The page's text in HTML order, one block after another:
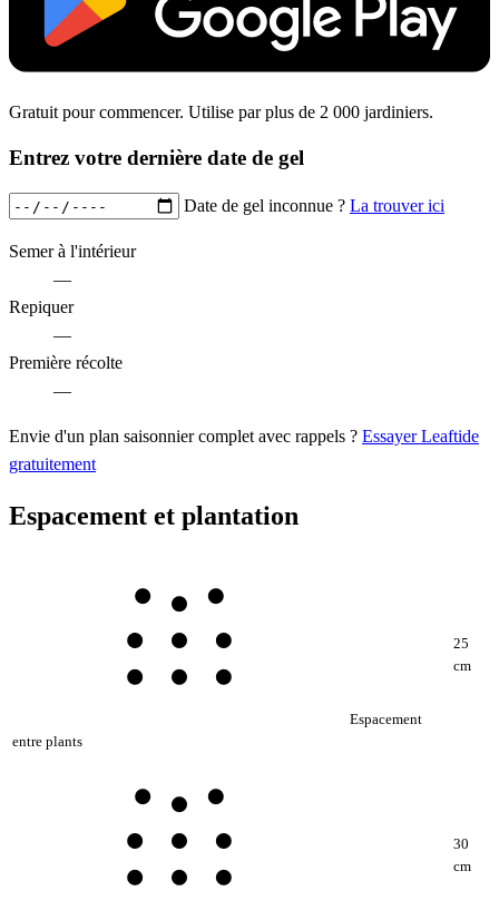
Gratuit pour commencer. Utilise par plus de 2 000 jardiniers.
Entrez votre dernière date de gel
Date de gel inconnue ? La trouver ici
Semer à l'intérieur
—
Repiquer
—
Première récolte
—
Envie d'un plan saisonnier complet avec rappels ? Essayer Leaftide
gratuitement
Espacement et plantation
Espacement
entre plants
25
cm
30
cm